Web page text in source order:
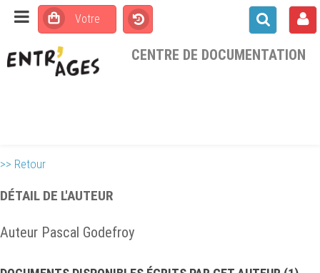
CENTRE DE DOCUMENTATION
>> Retour
DÉTAIL DE L'AUTEUR
Auteur Pascal Godefroy